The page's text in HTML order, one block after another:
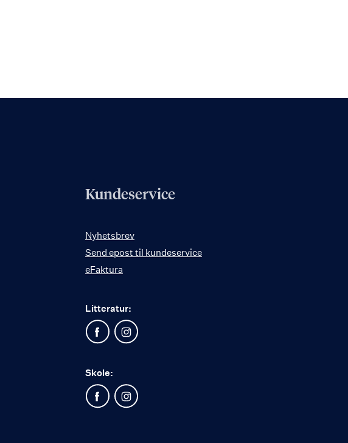
Kundeservice
Nyhetsbrev
Send epost til kundeservice
eFaktura
Litteratur:
Skole: